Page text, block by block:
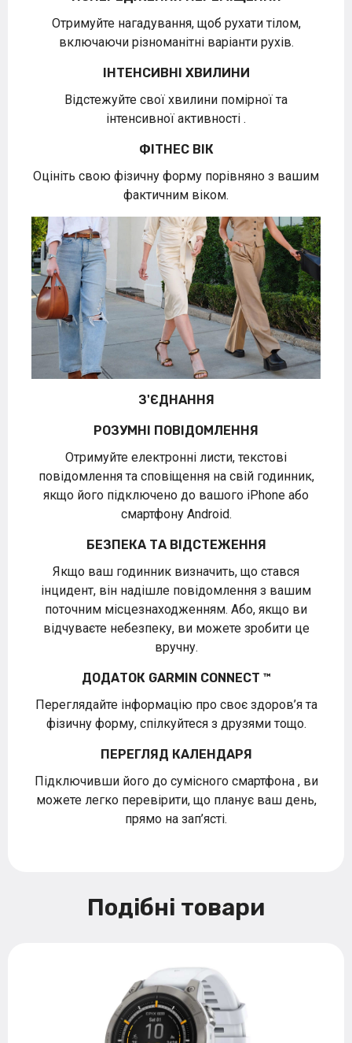
Отримуйте нагадування, щоб рухати тілом,
включаючи різноманітні варіанти рухів.
ІНТЕНСИВНІ ХВИЛИНИ
Відстежуйте свої хвилини помірної та
інтенсивної активності .
ФІТНЕС ВІК
Оцініть свою фізичну форму порівняно з вашим
фактичним віком.
З'ЄДНАННЯ
РОЗУМНІ ПОВІДОМЛЕННЯ
Отримуйте електронні листи, текстові
повідомлення та сповіщення на свій годинник,
якщо його підключено до вашого iPhone або
смартфону Android.
БЕЗПЕКА ТА ВІДСТЕЖЕННЯ
Якщо ваш годинник визначить, що стався
інцидент, він надішле повідомлення з вашим
поточним місцезнаходженням. Або, якщо ви
відчуваєте небезпеку, ви можете зробити це
вручну.
ДОДАТОК GARMIN CONNECT ™
Переглядайте інформацію про своє здоров’я та
фізичну форму, спілкуйтеся з друзями тощо.
ПЕРЕГЛЯД КАЛЕНДАРЯ
Підключивши його до сумісного смартфона , ви
можете легко перевірити, що планує ваш день,
прямо на зап’ясті.
Подібні товари